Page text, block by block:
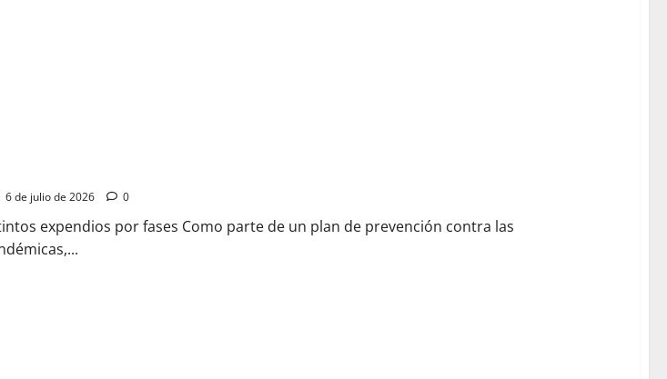
6 de julio de 2026 0
expendios por fases Como parte de un plan de prevención contra las